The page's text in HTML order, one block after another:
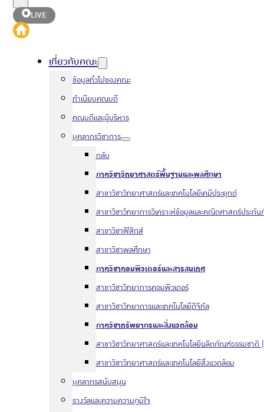
LIVE
เกี่ยวกับคณะ
ข้อมูลทั่วไปของคณะ
ทำเนียบคณบดี
คณบดีและผู้บริหาร
บุคลากรวิชาการ
กลับ
ภาควิชาวิทยาศาสตร์พื้นฐานและพลศึกษา
สาขาวิชาวิทยาศาสตร์และเทคโนโลยีเคมีประยุกต์
สาขาวิชาวิทยาการวิเคราะห์ข้อมูลและคณิตศาสตร์ประกั
สาขาวิชาฟิสิกส์
สาขาวิชาพลศึกษา
ภาควิชาคอมพิวเตอร์และสารสนเทศ
สาขาวิชาวิทยาการคอมพิวเตอร์
สาขาวิชาวิทยาการและเทคโนโลยีดิจิทัล
ภาควิชาทรัพยากรและสิ่งแวดล้อม
สาขาวิชาวิทยาศาสตร์และเทคโนโลยีผลิตภัณฑ์ธรรมชาติ
สาขาวิชาวิทยาศาสตร์และเทคโนโลยีสิ่งแวดล้อม
บุคลากรสนับสนุน
รางวัลและความความภูมิใจ